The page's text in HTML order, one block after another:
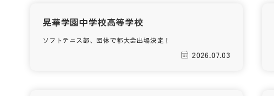
晃華学園中学校高等学校
ソフトテニス部、団体で都大会出場決定！
2026.07.03